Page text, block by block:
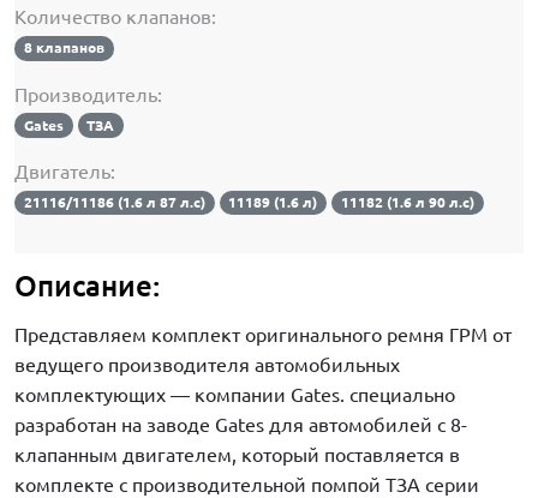
Количество клапанов:
8 клапанов
Производитель:
Gates ТЗА
Двигатель:
21116/11186 (1.6 л 87 л.с) 11189 (1.6 л) 11182 (1.6 л 90 л.с)
Описание:
Представляем комплект оригинального ремня ГРМ от
ведущего производителя автомобильных
комплектующих — компании Gates. специально
разработан на заводе Gates для автомобилей с 8-
клапанным двигателем, который поставляется в
комплекте с производительной помпой ТЗА серии